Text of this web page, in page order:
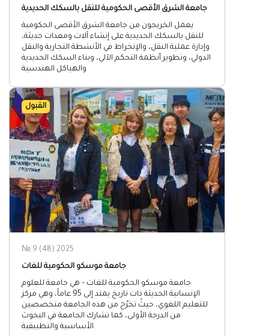
جامعة الشرق الأقصى الحكومية للنقل بالسكك الحديدية
يعمل الخريجون من جامعة الشرق الأقصى الحكومية
للنقل بالسكك الحديدية على إنشاء آلات ومعدات حديثة،
وإدارة عملية النقل، والإنخراط في الأنشطة التجارية والنقل
الدولي، وتطوير أنظمة التحكم الآلي، وبناء السكك الحديدية
والهياكل الهندسية
القبول
№ 9 (48) 2025
جامعة موسكو الحكومية للغات
جامعة موسكو الحكومية للغات – هي جامعة للعلوم
الإنسانية الحديثة ذات تاريخ يمتد إلى 95 عاماً، وهي مركز
للتعليم اللغوي، حيثُ تخرّج من هذه الجامعة متخصصين
من الدرجة الأولى، كما تشارك الجامعة في البحوث
الأساسية والتطبيقية.